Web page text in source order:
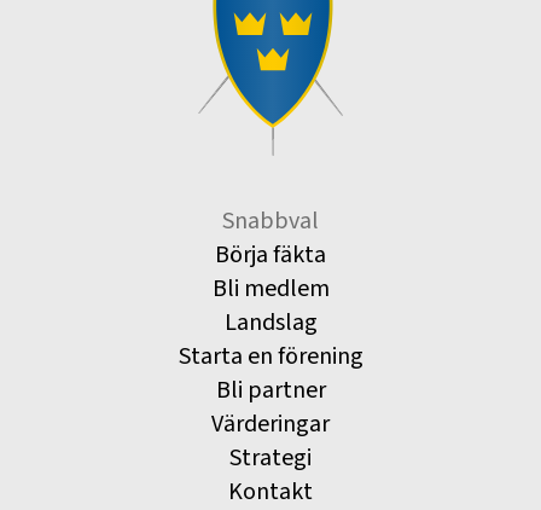
Snabbval
Börja fäkta
Bli medlem
Landslag
Starta en förening
Bli partner
Värderingar
Strategi
Kontakt